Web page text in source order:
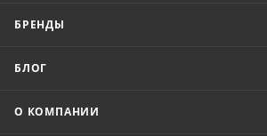
БРЕНДЫ
БЛОГ
О КОМПАНИИ